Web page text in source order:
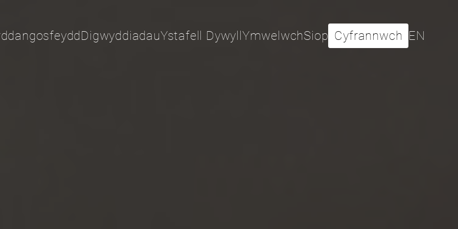
DigwyddiadauYstafell Dywyll YmwelwchSiop Cyfrannwch EN